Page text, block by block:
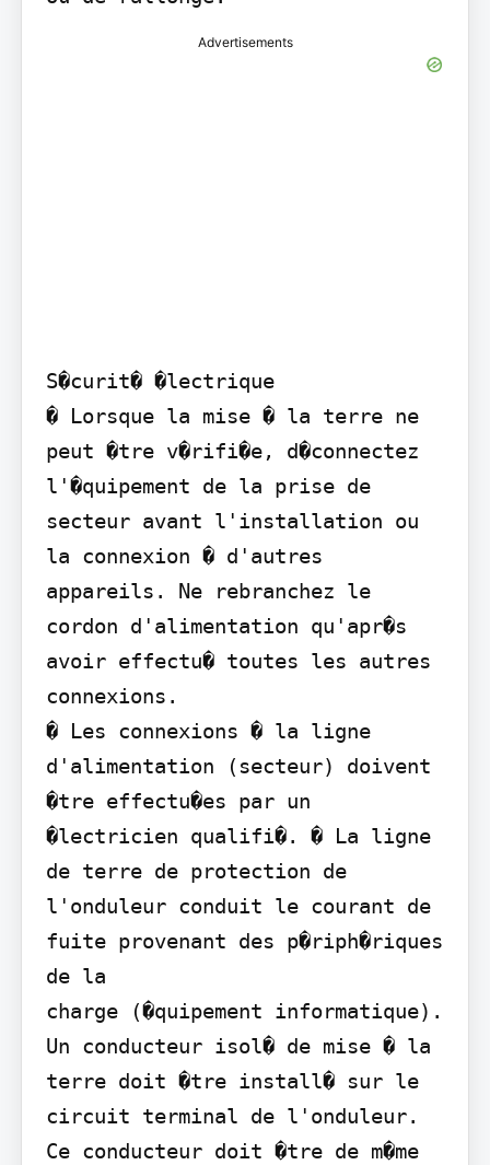
Advertisements
S�curit� �lectrique
� Lorsque la mise � la terre ne
peut �tre v�rifi�e, d�connectez
l'�quipement de la prise de
secteur avant l'installation ou
la connexion � d'autres
appareils. Ne rebranchez le
cordon d'alimentation qu'apr�s
avoir effectu� toutes les autres
connexions.
� Les connexions � la ligne
d'alimentation (secteur) doivent
�tre effectu�es par un
�lectricien qualifi�. � La ligne
de terre de protection de
l'onduleur conduit le courant de
fuite provenant des p�riph�riques
de la
charge (�quipement informatique).
Un conducteur isol� de mise � la
terre doit �tre install� sur le
circuit terminal de l'onduleur.
Ce conducteur doit �tre de m�me